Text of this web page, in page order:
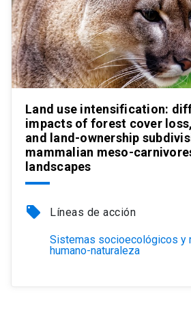
Land use intensification:
impacts of forest cover
and land-ownership
mammalian meso-
landscapes
local_offer Líneas de acción
Sistemas socioecológicos y
humano-naturaleza